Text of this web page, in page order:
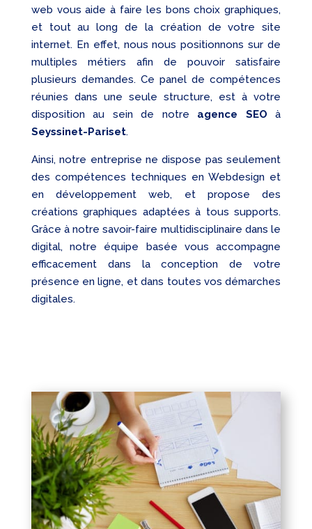
web vous aide à faire les bons choix graphiques,
et tout au long de la création de votre site
internet. En effet, nous nous positionnons sur de
multiples métiers afin de pouvoir satisfaire
plusieurs demandes. Ce panel de compétences
réunies dans une seule structure, est à votre
disposition au sein de notre agence SEO à
Seyssinet-Pariset.
Ainsi, notre entreprise ne dispose pas seulement
des compétences techniques en Webdesign et
en développement web, et propose des
créations graphiques adaptées à tous supports.
Grâce à notre savoir-faire multidisciplinaire dans le
digital, notre équipe basée vous accompagne
efficacement dans la conception de votre
présence en ligne, et dans toutes vos démarches
digitales.